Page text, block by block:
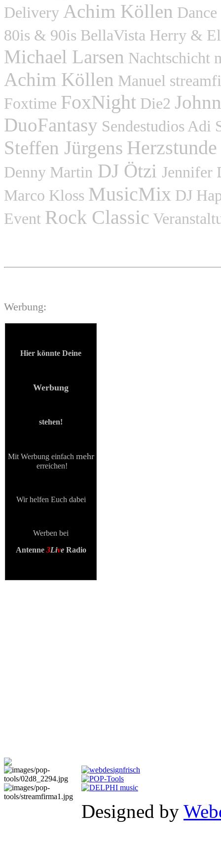
Delivery Achim Köllen Dance
80is & 90is BellaVista Herry &
Michael Larsen Nachtschicht
Achim Köllen Manuel
Foxtime FoxNight Die2
DuoFantasy Sendestudios Adi
Steffen Jürgens
Denny Martin DJ Ötzi Jennifer
Marco Kloss MusicMix DJ
Event Rock Classic
Werbung:
Hier könnte Deine
Werbung
stehen!
Mit Werbung einfach mehr
erreichen!
Wir helfen Euch dabei
Werben bei
Antenne 3LiveRadio
Designed by